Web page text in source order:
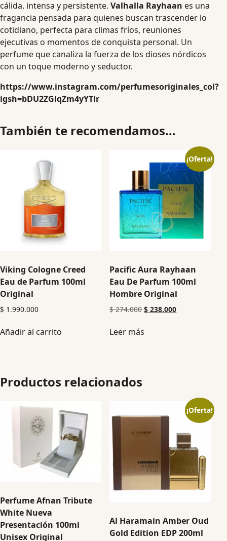
cálida, intensa y persistente. Valhalla Rayhaan es una
fragancia pensada para quienes buscan trascender lo
cotidiano, perfecta para climas fríos, reuniones
ejecutivas o momentos de conquista personal. Un
perfume que canaliza la fuerza de los dioses nórdicos
con un toque moderno y seductor.
https://www.instagram.com/perfumesoriginales_col?
igsh=bDU2ZGlqZm4yYTlr
También te recomendamos…
Viking Cologne Creed
Eau de Parfum 100ml
Original
$ 1.990.000
Añadir al carrito
¡Oferta!
Pacific Aura Rayhaan
Eau De Parfum 100ml
Hombre Original
$274.000 $ 238.000
Leer más
Productos relacionados
Perfume Afnan Tribute
White Nueva
Presentación 100ml
Unisex Original
¡Oferta!
Al Haramain Amber Oud
Gold Edition EDP 200ml